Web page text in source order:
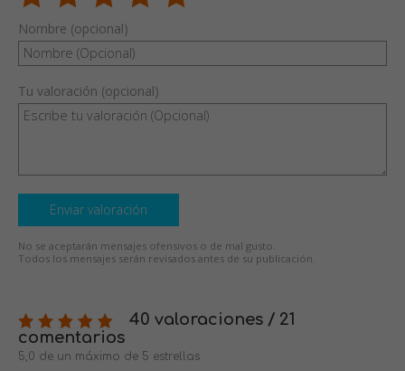
Nombre (opcional)
Tu valoración (opcional)
Enviar valoración
No se aceptarán mensajes ofensivos o de mal gusto.
Todos los mensajes serán revisados antes de su publicación.
40 valoraciones / 21
comentarios
5,0 de un máximo de 5 estrellas